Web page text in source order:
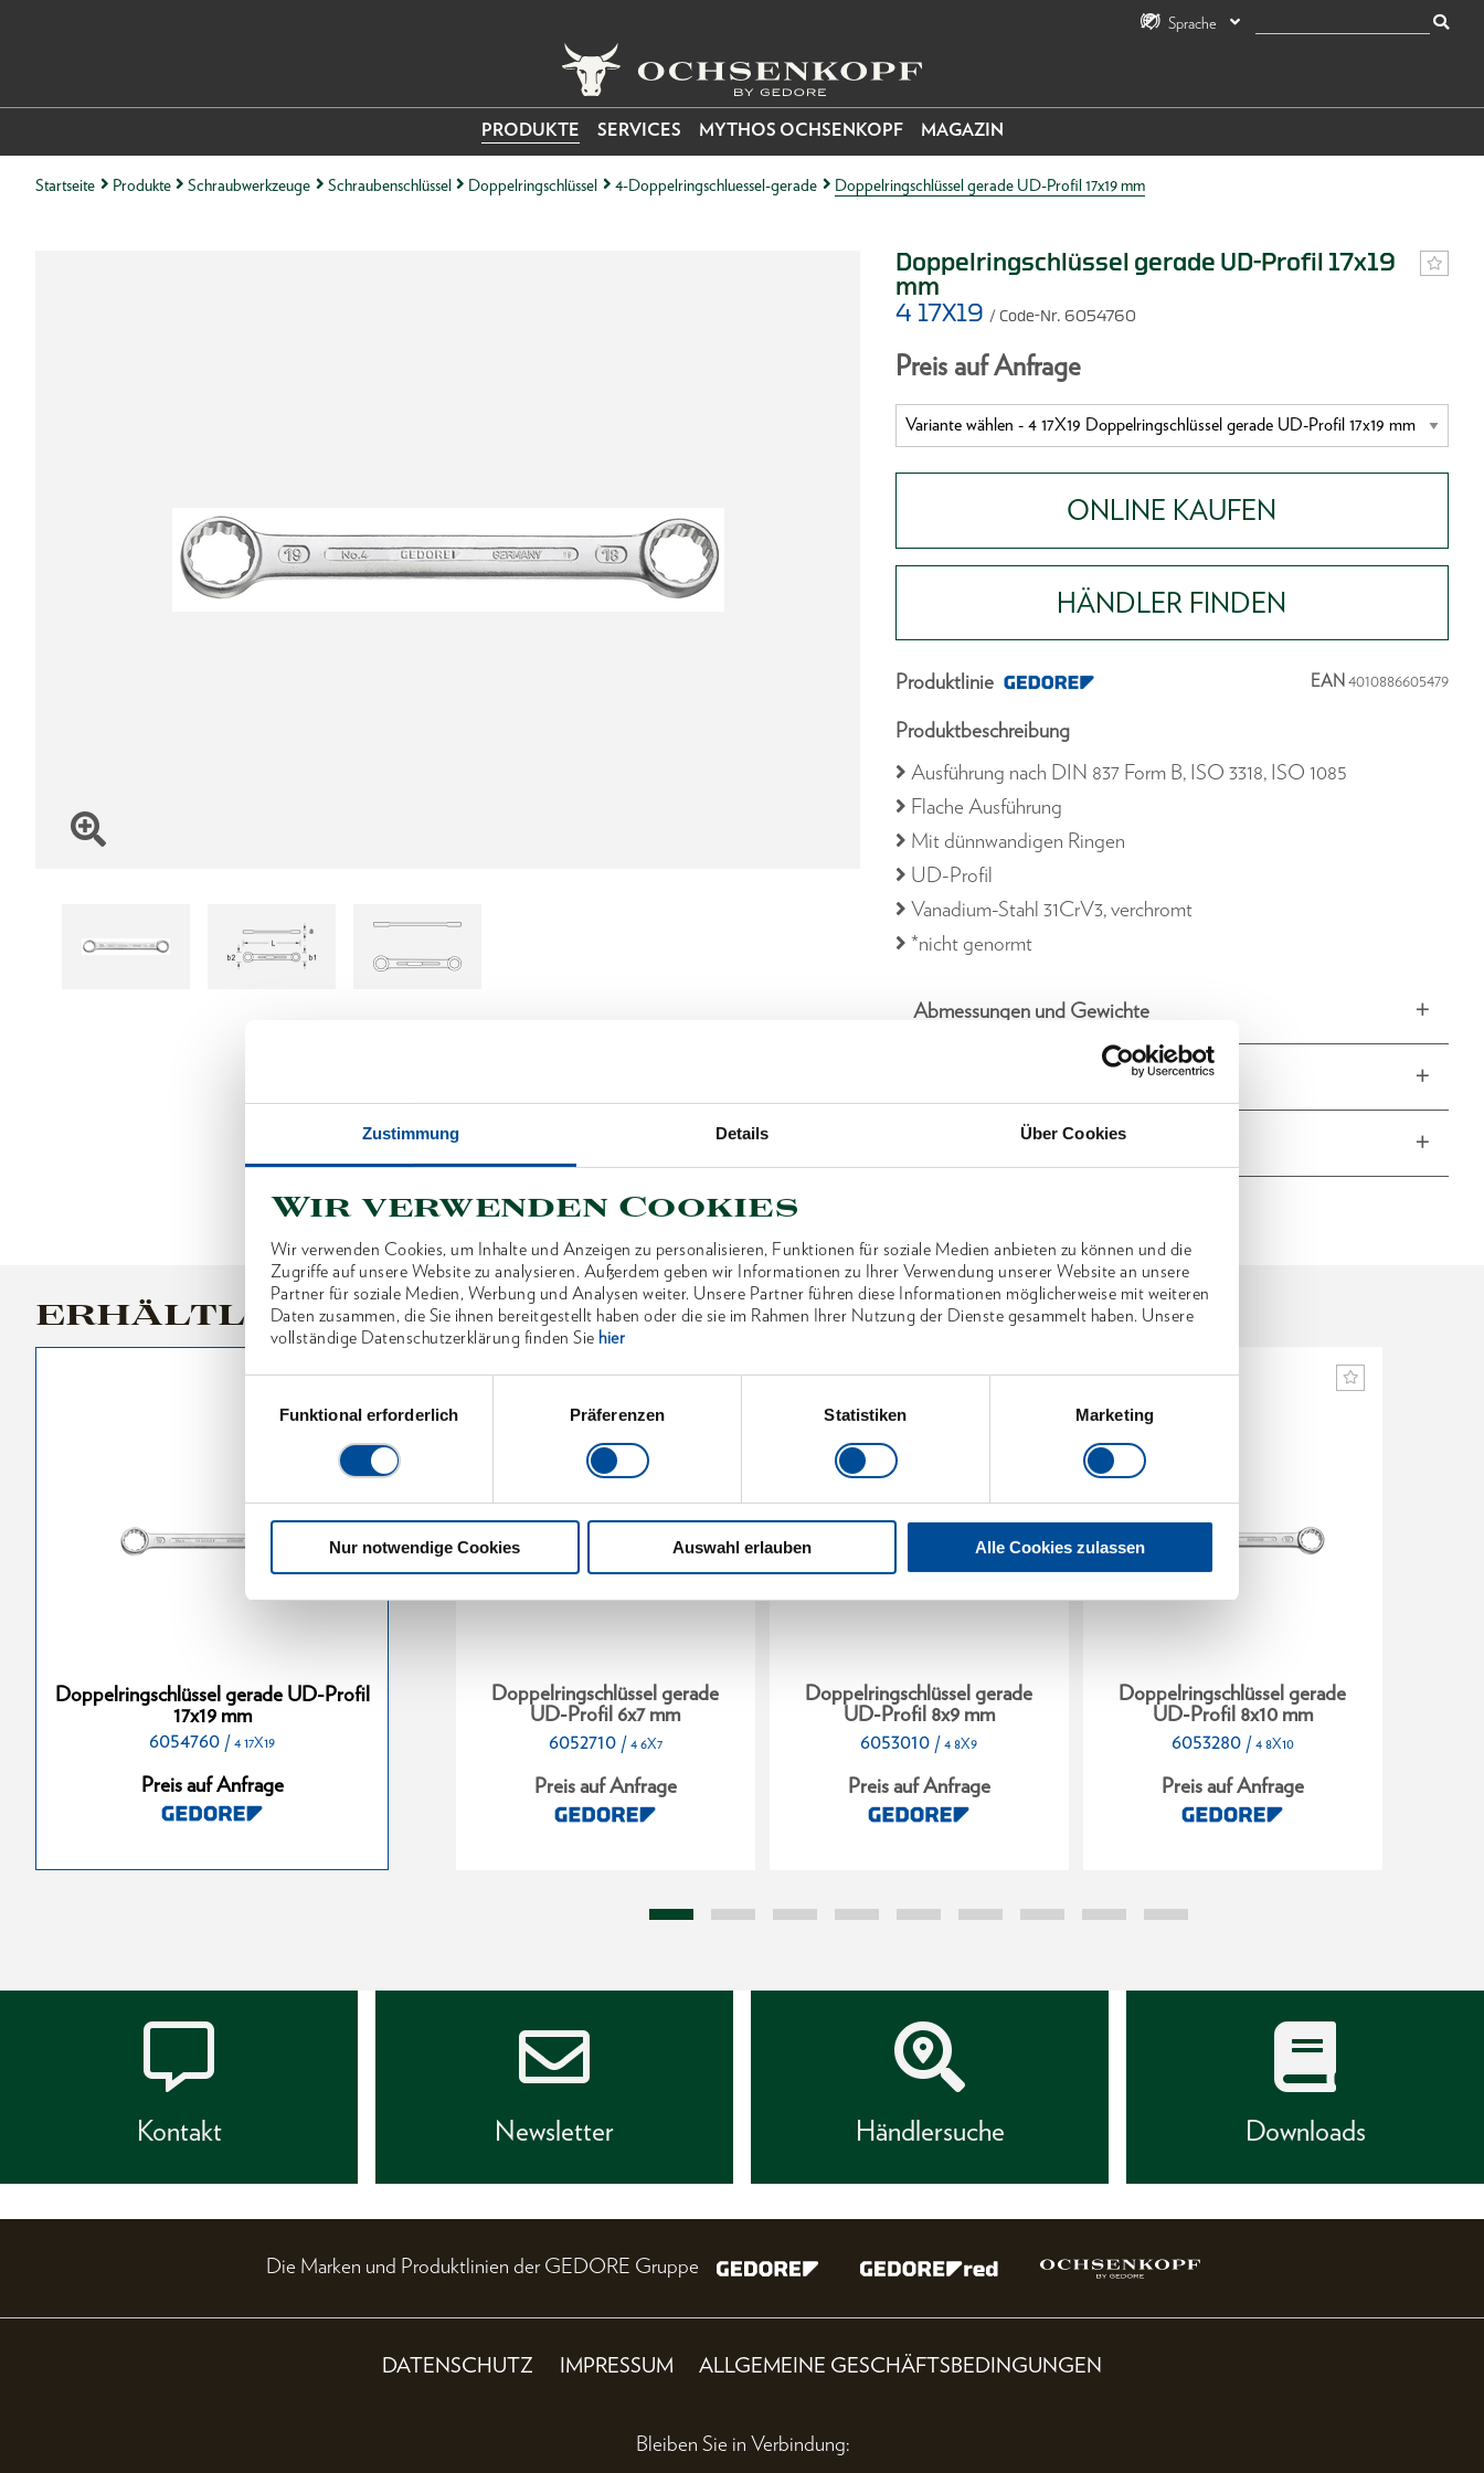
Zustimmung Details Über Cookies
Wir verwenden Cookies
Wir verwenden Cookies, um Inhalte und Anzeigen zu personalisieren, Funktionen für soziale Medien anbieten zu können und die
Zugriffe auf unsere Website zu analysieren. Außerdem geben wir Informationen zu Ihrer Verwendung unserer Website an unsere
Partner für soziale Medien, Werbung und Analysen weiter. Unsere Partner führen diese Informationen möglicherweise mit weiteren
Daten zusammen, die Sie ihnen bereitgestellt haben oder die sie im Rahmen Ihrer Nutzung der Dienste gesammelt haben. Unsere
vollständige Datenschutzerklärung finden Sie hier
Funktional erforderlich
Präferenzen Statistiken Marketing
Nur notwendige Cookies Auswahl erlauben Alle Cookies zulassen
Sprache
PRODUKTE SERVICES MYTHOS OCHSENKOPF MAGAZIN
Startseite Produkte Schraubwerkzeuge Schraubenschlüssel Doppelringschlüssel 4-Doppelringschluessel-gerade Doppelringschlüssel gerade UD-Profil 17x19 mm
Doppelringschlüssel gerade UD-Profil 17x19
mm
4 17X19 / Code-Nr. 6054760
Preis auf Anfrage
ONLINE KAUFEN
HÄNDLER FINDEN
Produktlinie EAN4010886605479
Produktbeschreibung
Ausführung nach DIN 837 Form B, ISO 3318, ISO 1085
Flache Ausführung
Mit dünnwandigen Ringen
UD-Profil
Vanadium-Stahl 31CrV3, verchromt
*nicht genormt
Abmessungen und Gewichte
Technische Eigenschaften
ERHÄLTLICHE VARIANTEN
Doppelringschlüssel gerade UD-Profil
17x19 mm
6054760 / 4 17X19
Preis auf Anfrage
gerade
Doppelringschlüssel gerade
UD-Profil 46x50 mm
6056620
Preis auf Anfrage
Doppelringschlüssel gerade
UD-Profil 6x7 mm
6052710 / 4 6X7
Preis auf Anfrage
Doppelringschlüssel gerade
UD-Profil 8x9 mm
6053010 / 4 8X9
Preis auf Anfrage
Doppelringschlüssel gerade
UD-Profil 8x10 mm
6053280 / 4 8X10
Preis auf Anfrage
Kontakt Newsletter Händlersuche Downloads
Die Marken und Produktlinien der GEDORE Gruppe
DATENSCHUTZ IMPRESSUM ALLGEMEINE GESCHÄFTSBEDINGUNGEN
Bleiben Sie in Verbindung: